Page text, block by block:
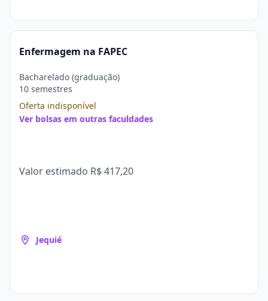
Enfermagem na FAPEC
Bacharelado (graduação)
10 semestres
Oferta indisponível
Ver bolsas em outras faculdades
Valor estimado R$ 417,20
Jequié